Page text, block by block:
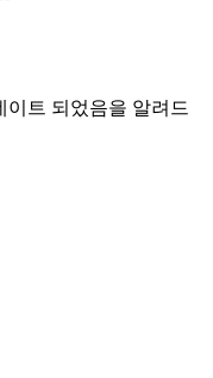
이트 되었음을 알려드